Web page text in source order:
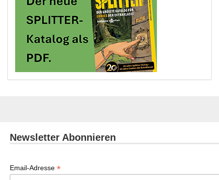
Newsletter Abonnieren
Email-Adresse *